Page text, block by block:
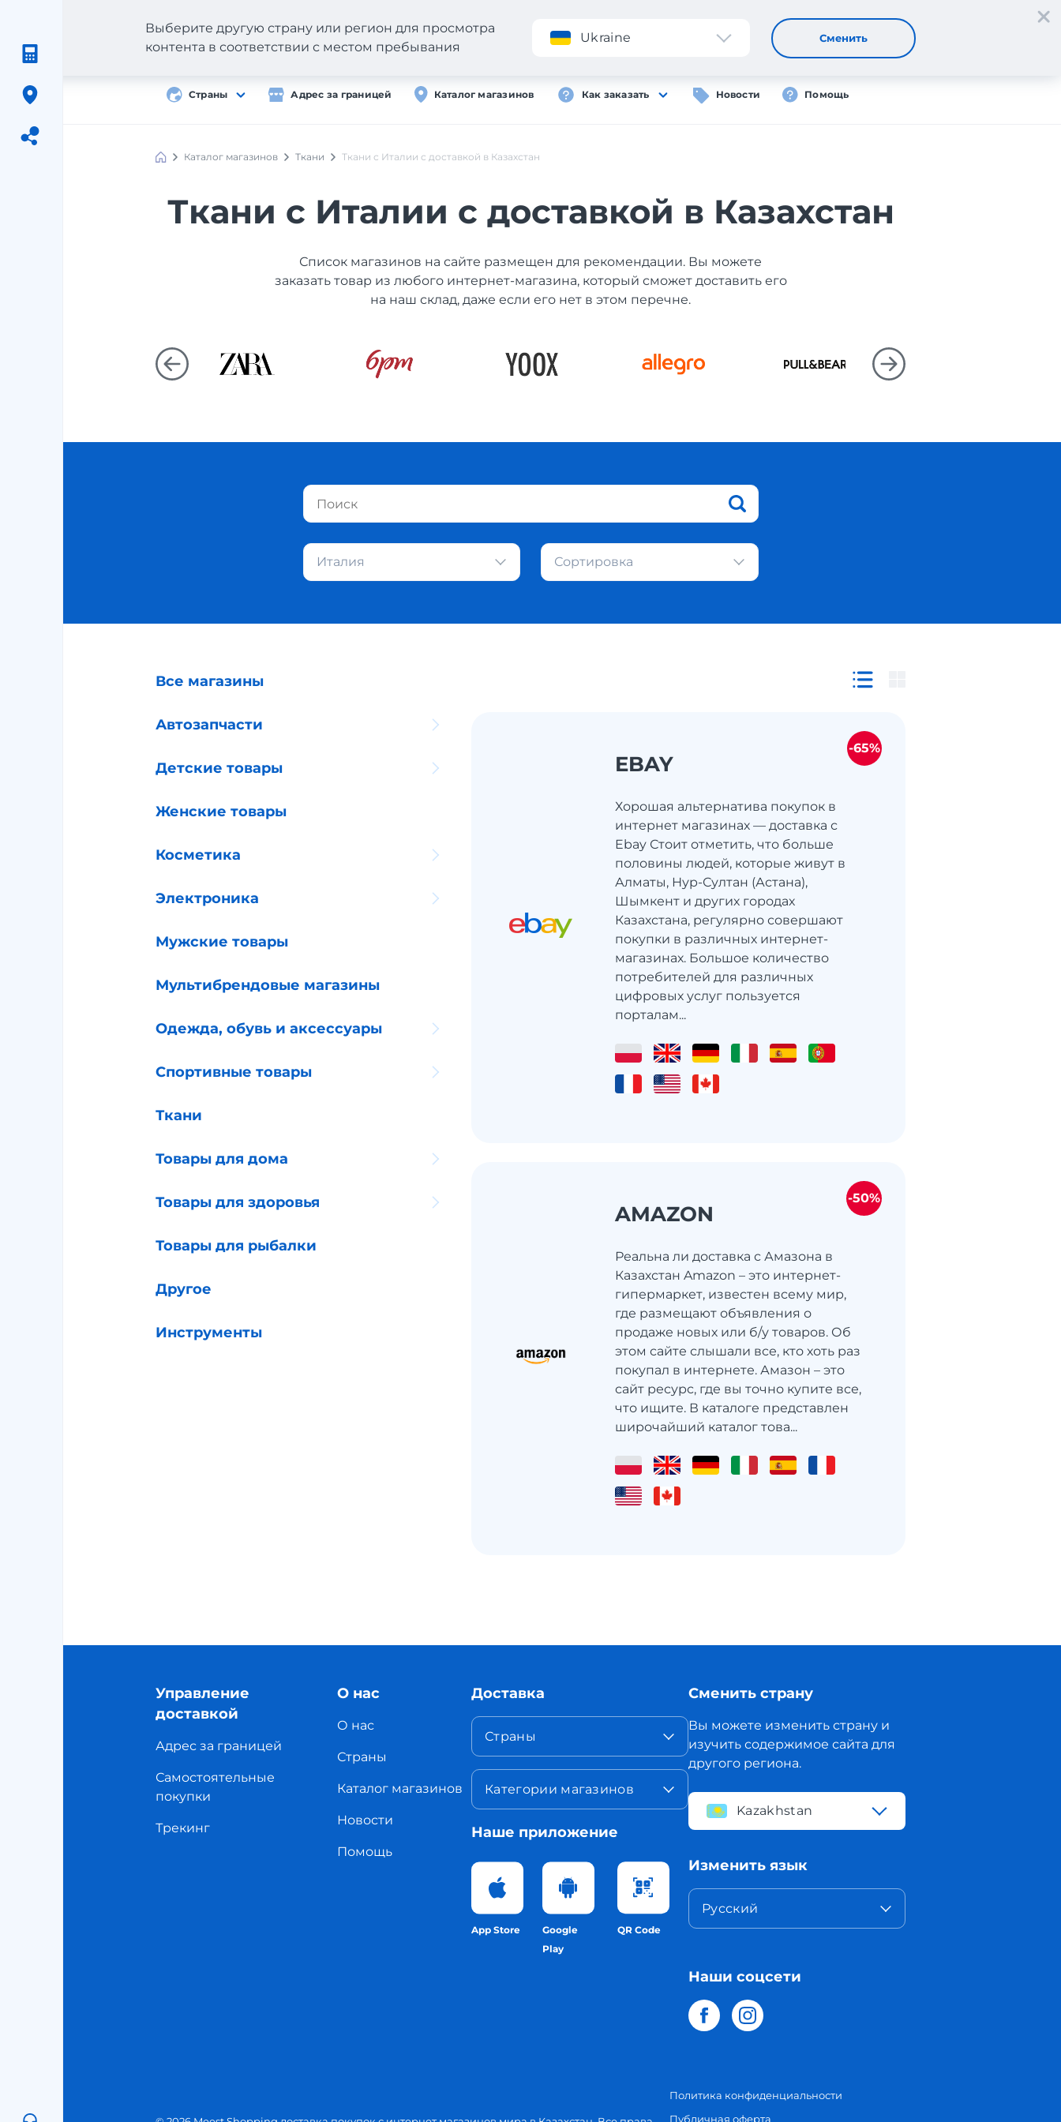
Регистрация
Страны Адрес за границей Каталог магазинов Как заказать Новости Помощь
Выберите другую страну или регион для просмотра
контента в соответствии с местом пребывания
Ukraine Сменить
Meest
Каталог магазинов Ткани Ткани с Италии с доставкой в Казахстан
Ткани с Италии с доставкой в Казахстан
Список магазинов на сайте размещен для рекомендации. Вы можете
заказать товар из любого интернет-магазина, который сможет доставить его
на наш склад, даже если его нет в этом перечне.
Италия Сортировка
Все магазины
Автозапчасти
Детские товары
Женские товары
Косметика
Электроника
Мужские товары
Мультибрендовые магазины
Одежда, обувь и аксессуары
Спортивные товары
Ткани
Товары для дома
Товары для здоровья
Товары для рыбалки
Другое
Инструменты
EBAY
Хорошая альтернатива покупок в
интернет магазинах — доставка с
Ebay Стоит отметить, что больше
половины людей, которые живут в
Алматы, Нур-Султан (Астана),
Шымкент и других городах
Казахстана, регулярно совершают
покупки в различных интернет-
магазинах. Большое количество
потребителей для различных
цифровых услуг пользуется
порталам...
-65%
AMAZON
Реальна ли доставка с Амазона в
Казахстан Amazon – это интернет-
гипермаркет, известен всему мир,
где размещают объявления о
продаже новых или б/у товаров. Об
этом сайте слышали все, кто хоть раз
покупал в интернете. Амазон – это
сайт ресурс, где вы точно купите все,
что ищите. В каталоге представлен
широчайший каталог това...
-50%
Управление
доставкой
Адрес за границей
Самостоятельные
покупки
Трекинг
О нас
О нас
Страны
Каталог магазинов
Новости
Помощь
Доставка
Страны
Категории магазинов
Наше приложение
App Store
Google
Play
QR Code
Сменить страну
Вы можете изменить страну и
изучить содержимое сайта для
другого региона.
Kazakhstan
Изменить язык
Русский
Наши соцсети
Политика конфиденциальности
Публичная оферта